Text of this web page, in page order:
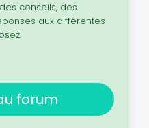
conseils, des
aux différentes
forum